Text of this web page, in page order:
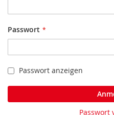
Passwort
Passwort anzeigen
Passwort